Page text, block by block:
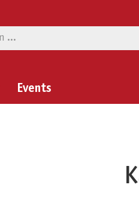
Events